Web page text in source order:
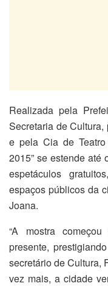
Realizada pela
Secretaria de
e pela Cia de
2015” se estende até
espetáculos
espaços públicos da
Joana.
“A mostra
presente,
secretário de Cultura,
vez mais, a cidade